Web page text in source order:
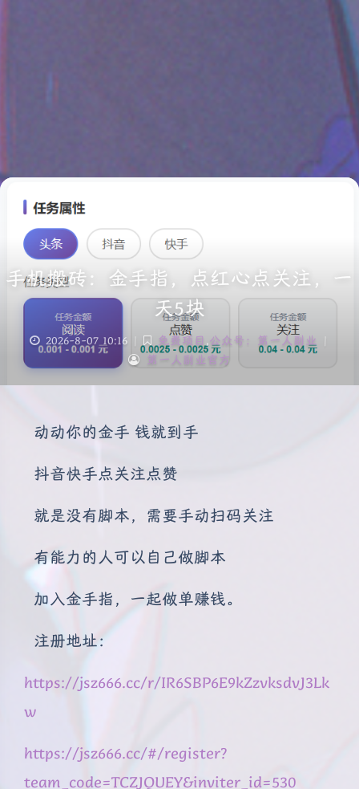
手机搬砖：金手指，点红心点关注，一
天5块
2026-8-07 10:16 免费项目 ,公众号：第一人副业
第一人副业官方
动动你的金手 钱就到手
抖音快手点关注点赞
就是没有脚本，需要手动扫码关注
有能力的人可以自己做脚本
加入金手指，一起做单赚钱。
注册地址：
https://jsz666.cc/r/IR6SBP6E9kZzvksdvJ3Lk
w
https://jsz666.cc/#/register?
team_code=TCZJQUEY&inviter_id=530